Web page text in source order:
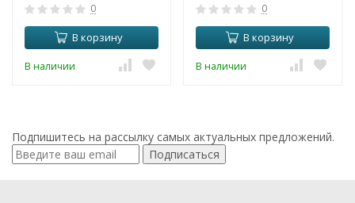
0
В корзину
В наличии
0
В корзину
В наличии
Подпишитесь на рассылку самых актуальных предложений.
Подписаться